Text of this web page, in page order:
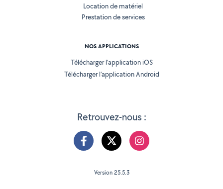
Retrouvez-nous :
Location de matériel
Prestation de services
NOS APPLICATIONS
Télécharger l’application iOS
Télécharger l’application Android
Version 25.5.3